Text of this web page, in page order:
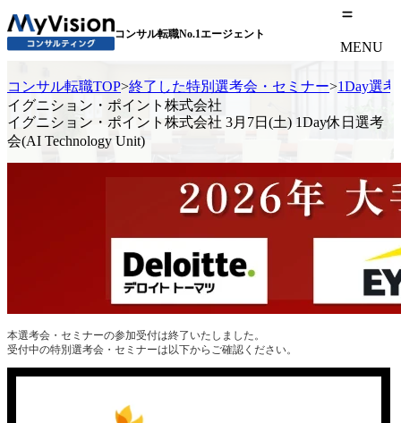
コンサル転職No.1エージェント
MENU
コンサル転職TOP>終了した特別選考会・セミナー>1Day選考
イグニション・ポイント株式会社
イグニション・ポイント株式会社 3月7日(土) 1Day休日選考
会(AI Technology Unit)
本選考会・セミナーの参加受付は終了いたしました。
受付中の特別選考会・セミナーは以下からご確認ください。